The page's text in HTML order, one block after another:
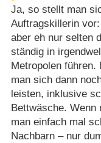
Ja, so stellt man
Auftragskillerin
aber eh nur selten
ständig in
Metropolen führen.
man sich dann
leisten, inklusive
Bettwäsche.
man einfach mal
Nachbarn – nur